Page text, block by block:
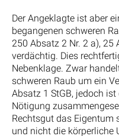
Der Angeklagte ist aber
begangenen schweren
250 Absatz 2 Nr. 2 a), 25
verdächtig. Dies
Nebenklage. Zwar
schweren Raub um ein
Absatz 1 StGB, jedoch
Nötigung
Rechtsgut das Eigentum
und nicht die körperliche